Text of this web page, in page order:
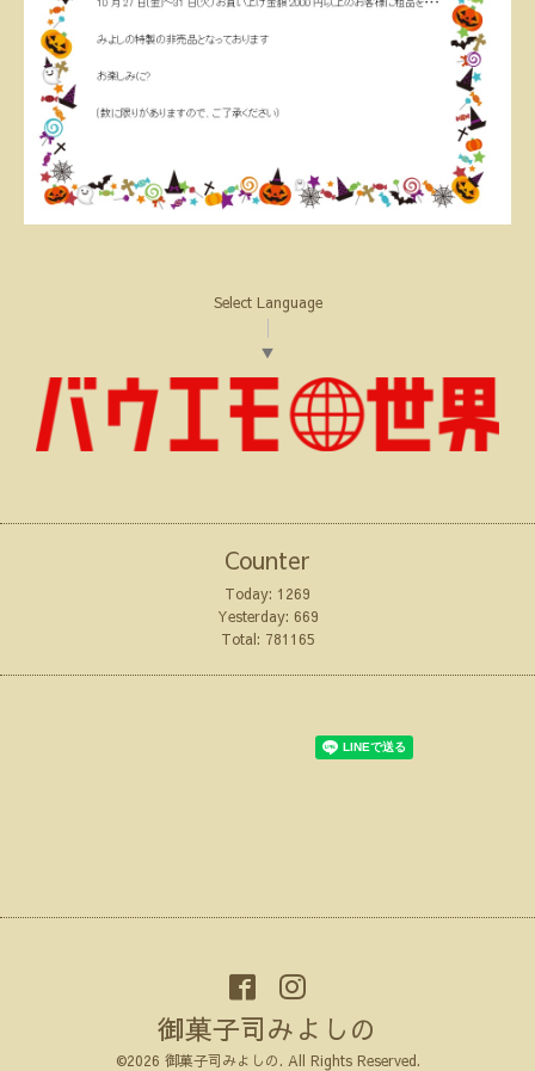
Select Language
▼
Counter
Today: 1269
Yesterday: 669
Total: 781165
御菓子司みよしの
©2026 御菓子司みよしの. All Rights Reserved.